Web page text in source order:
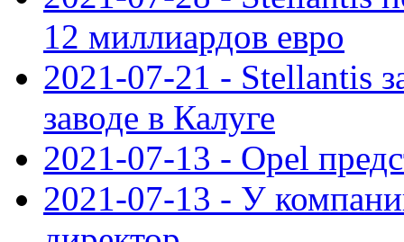
12 миллиардов евро
2021-07-21 - Stellantis
заводе в Калуге
2021-07-13 - Opel
2021-07-13 - У